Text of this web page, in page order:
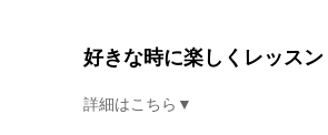
好きな時に楽しくレッスン
詳細はこちら▼